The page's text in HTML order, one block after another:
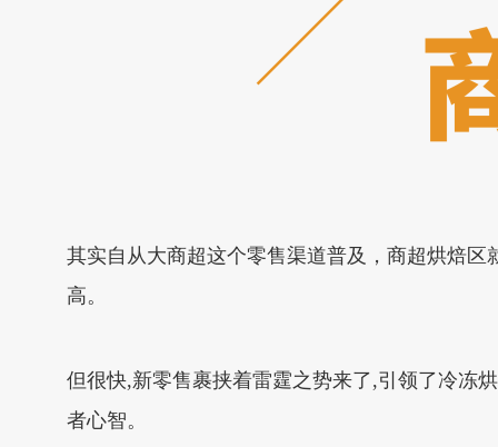
其实自从大商超这个零售渠道普及，商超烘焙
高。
但很快,新零售裹挟着雷霆之势来了,引领了冷冻
者心智。